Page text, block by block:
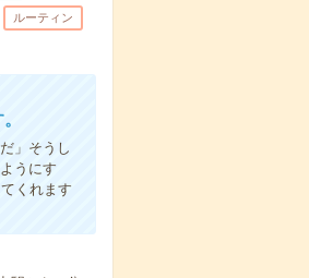
ルーティン
」そうし
うにす
くれます